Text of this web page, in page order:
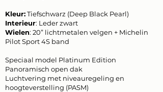
Kleur:Tiefschwarz (Deep Black Pearl)
Interieur: Leder zwart
Wielen: 20” lichtmetalen velgen + Michelin
Pilot Sport 4S band
Speciaal model Platinum Edition
Panoramisch open dak
Luchtvering met niveauregeling en
hoogteverstelling (PASM)